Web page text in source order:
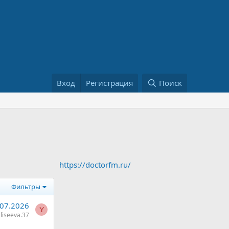
Вход Регистрация Поиск
Фильтры
Y
https://doctorfm.ru/